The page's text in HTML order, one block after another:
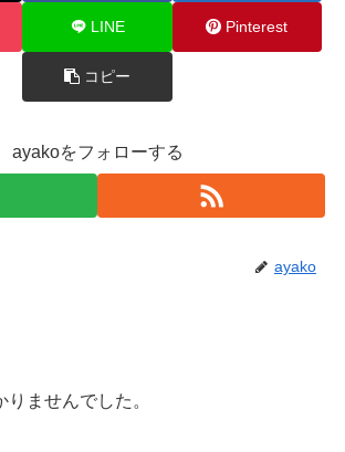
LINE Pinterest
コピー
ayakoをフォローする
ayako
ませんでした。